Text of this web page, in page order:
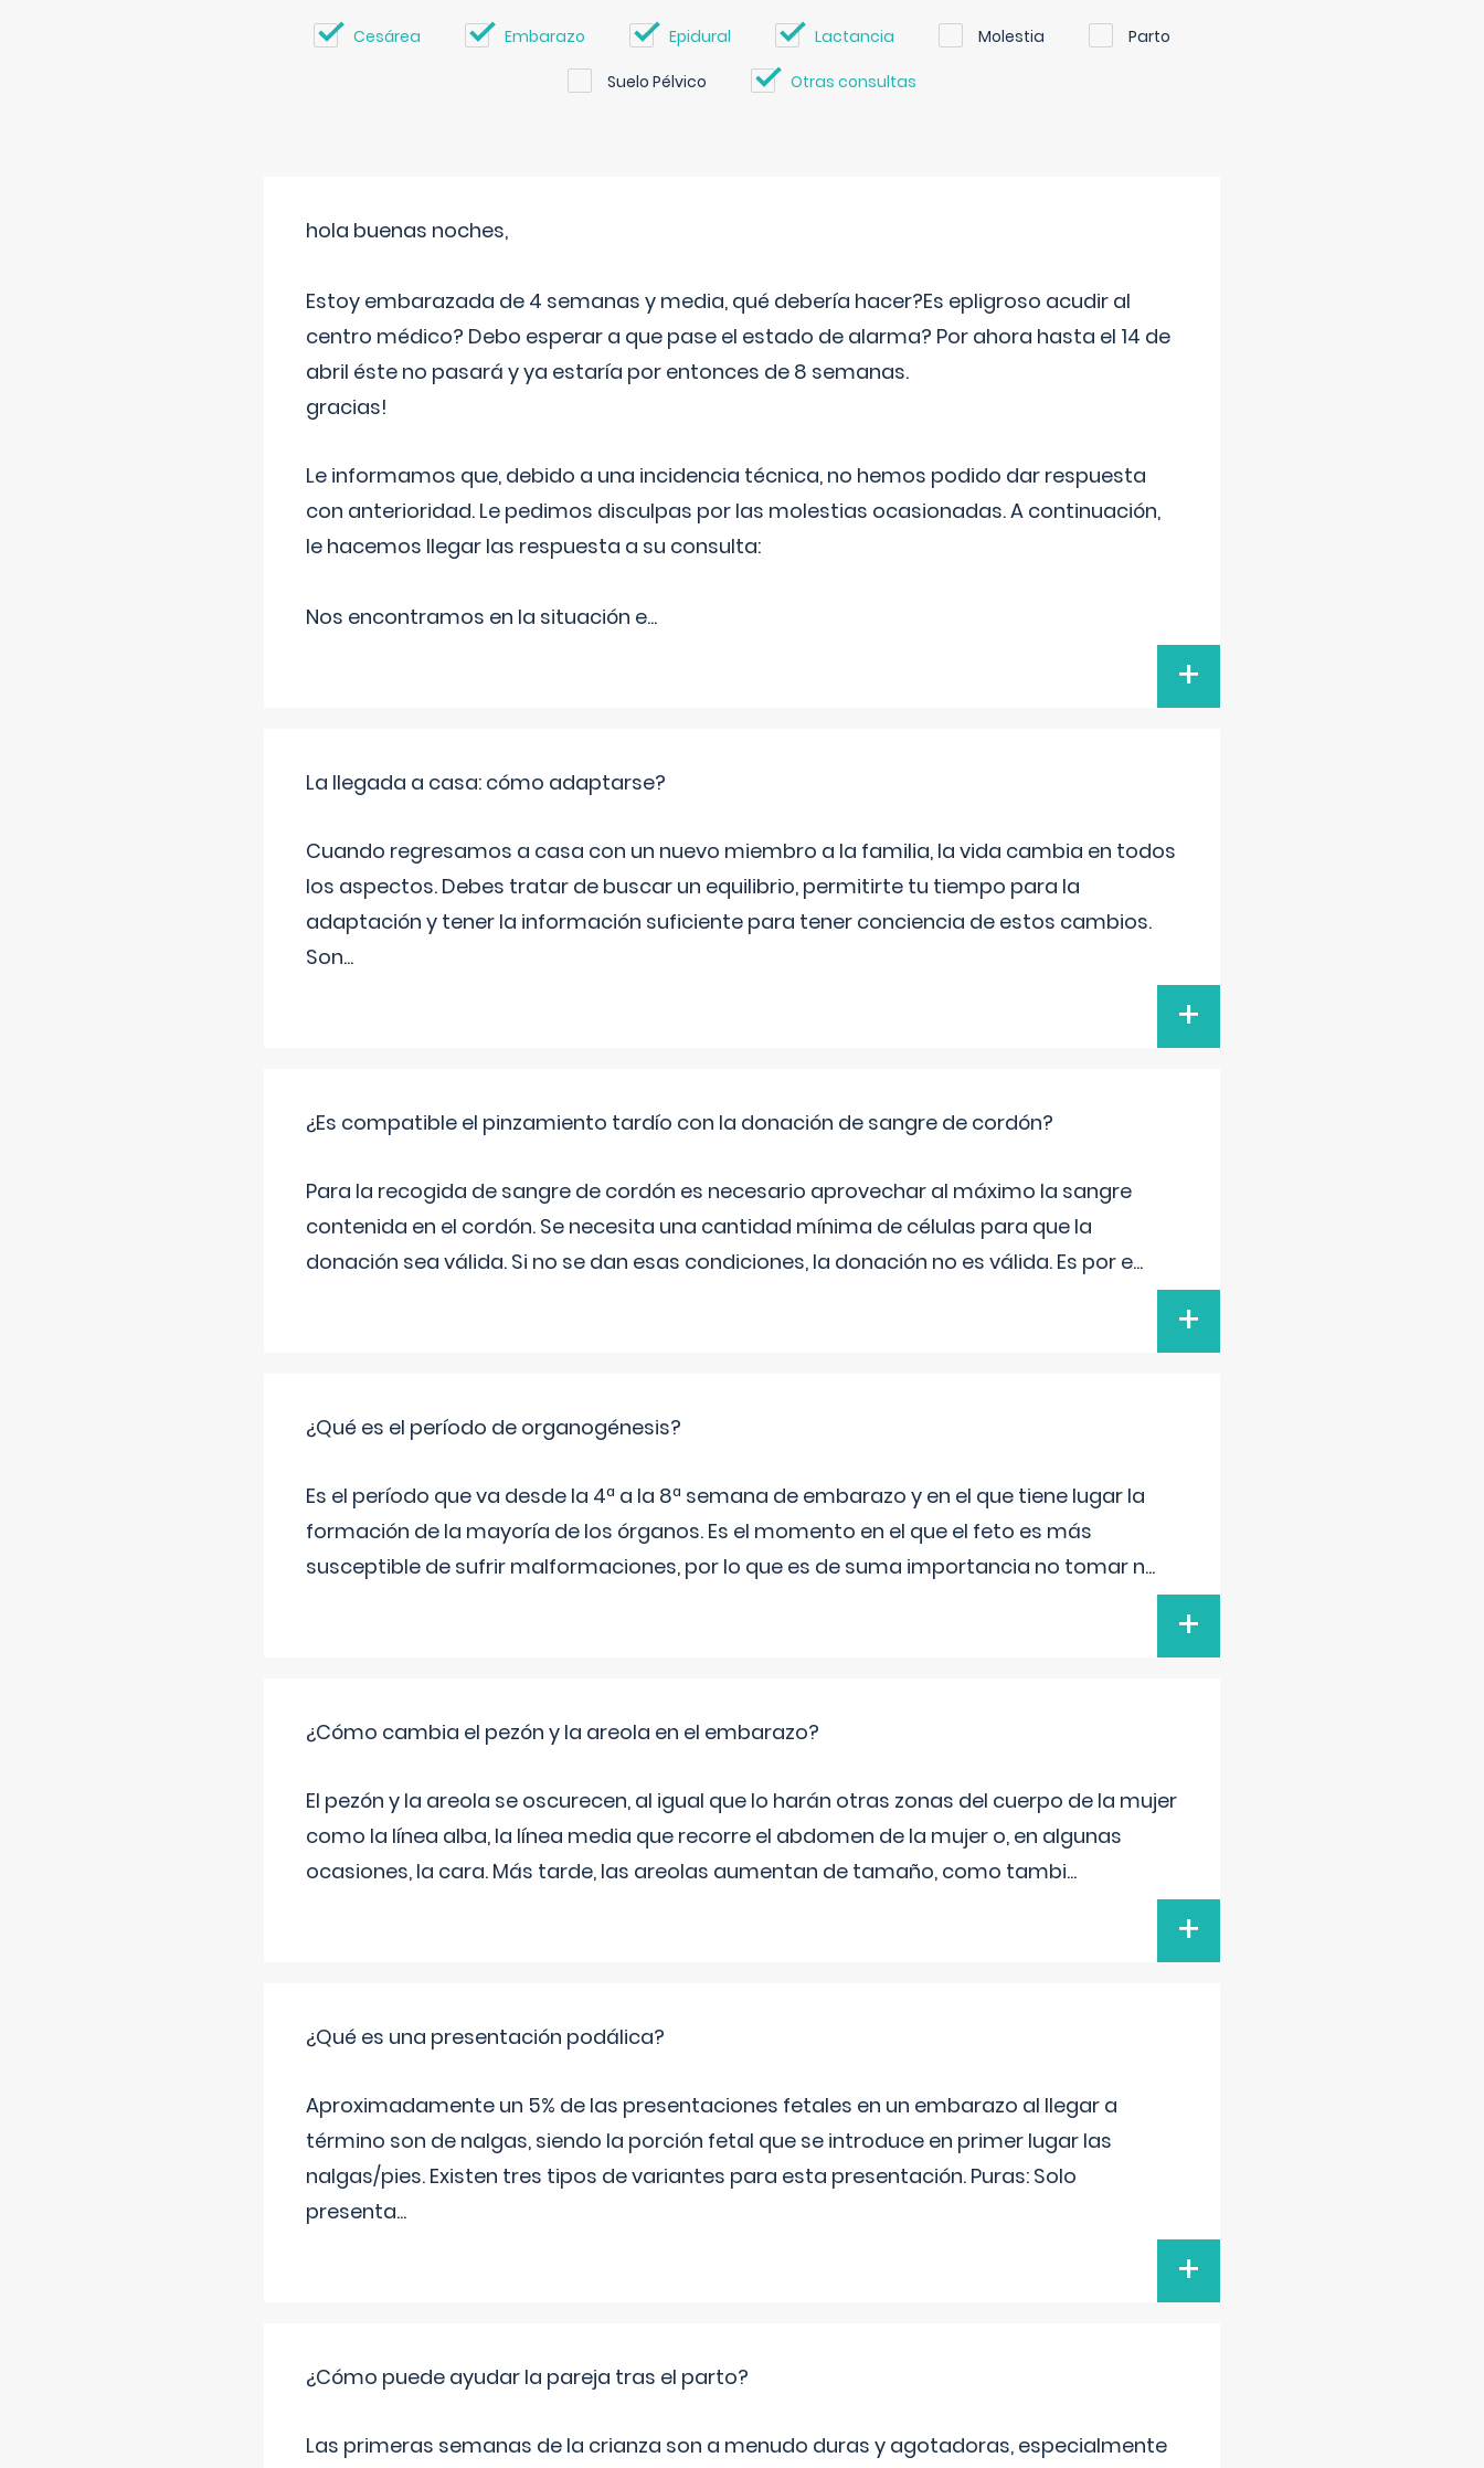
Cesárea Embarazo Epidural Lactancia Molestia Parto
Suelo Pélvico Otras consultas
hola buenas noches,
Estoy embarazada de 4 semanas y media, qué debería hacer?Es epligroso acudir al
centro médico? Debo esperar a que pase el estado de alarma? Por ahora hasta el 14 de
abril éste no pasará y ya estaría por entonces de 8 semanas.
gracias!
Le informamos que, debido a una incidencia técnica, no hemos podido dar respuesta
con anterioridad. Le pedimos disculpas por las molestias ocasionadas. A continuación,
le hacemos llegar las respuesta a su consulta:
Nos encontramos en la situación e...
+
La llegada a casa: cómo adaptarse?
Cuando regresamos a casa con un nuevo miembro a la familia, la vida cambia en todos
los aspectos. Debes tratar de buscar un equilibrio, permitirte tu tiempo para la
adaptación y tener la información suficiente para tener conciencia de estos cambios.
Son...
+
¿Es compatible el pinzamiento tardío con la donación de sangre de cordón?
Para la recogida de sangre de cordón es necesario aprovechar al máximo la sangre
contenida en el cordón. Se necesita una cantidad mínima de células para que la
donación sea válida. Si no se dan esas condiciones, la donación no es válida. Es por e...
+
¿Qué es el período de organogénesis?
Es el período que va desde la 4ª a la 8ª semana de embarazo y en el que tiene lugar la
formación de la mayoría de los órganos. Es el momento en el que el feto es más
susceptible de sufrir malformaciones, por lo que es de suma importancia no tomar n...
+
¿Cómo cambia el pezón y la areola en el embarazo?
El pezón y la areola se oscurecen, al igual que lo harán otras zonas del cuerpo de la mujer
como la línea alba, la línea media que recorre el abdomen de la mujer o, en algunas
ocasiones, la cara. Más tarde, las areolas aumentan de tamaño, como tambi...
+
¿Qué es una presentación podálica?
Aproximadamente un 5% de las presentaciones fetales en un embarazo al llegar a
término son de nalgas, siendo la porción fetal que se introduce en primer lugar las
nalgas/pies. Existen tres tipos de variantes para esta presentación. Puras: Solo
presenta...
+
¿Cómo puede ayudar la pareja tras el parto?
Las primeras semanas de la crianza son a menudo duras y agotadoras, especialmente